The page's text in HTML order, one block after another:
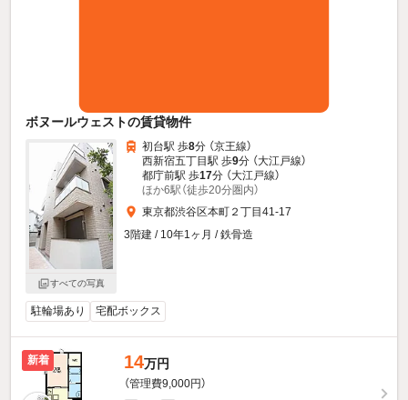
ボヌールウェストの賃貸物件
すべての写真
初台駅 歩8分 （京王線）
西新宿五丁目駅 歩9分 （大江戸線）
都庁前駅 歩17分 （大江戸線）
ほか6駅（徒歩20分圏内）
東京都渋谷区本町２丁目41-17
3階建 / 10年1ヶ月 / 鉄骨造
駐輪場あり 宅配ボックス
新着 14万円
（管理費9,000円）